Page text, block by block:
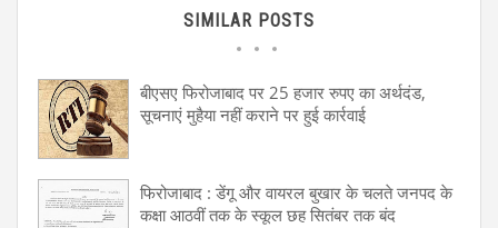
SIMILAR POSTS
बीएसए फिरोजाबाद पर 25 हजार रुपए का अर्थदंड,
सूचनाएं मुहैया नहीं कराने पर हुई कार्रवाई
फिरोजाबाद : डेंगू और वायरल बुखार के चलते जनपद के
कक्षा आठवीं तक के स्कूल छह सितंबर तक बंद